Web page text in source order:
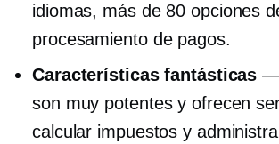
idiomas, más de 80 opciones
procesamiento de pagos.
Características fantásticas —
son muy potentes y ofrecen
calcular impuestos y